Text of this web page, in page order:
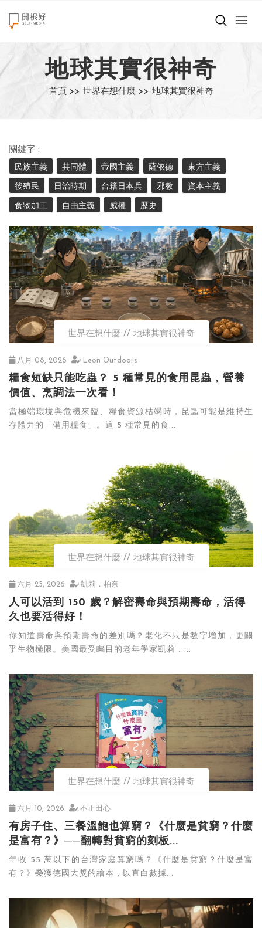
來點正能量
世界在想什麼
創造美好生活
職場商業經濟
影片專區
地球其實很神奇
首頁 >> 世界在想什麼 >> 地球其實很神奇
關鍵字 :
民族主義
共同體 帝國主義 薩依德 東方主義
後殖民 日治時期 台籍日本兵 邪教 資本主義
食物加工 自由主義 威權 歷史
世界在想什麼 地球其實很神奇
八月 08, 2026 Leon Outdoors
糧食短缺只能吃蟲？ 5 種常見的食用昆蟲，營養
價值、烹調法一次看！
當極端環境與危機來臨、糧食資源枯竭時，昆蟲可能是維持生
存體力的「備用糧食」。這 5 種常見的食...
世界在想什麼 地球其實很神奇
六月 25, 2026 凱莉．柏奈
人可以活到 150 歲？解密壽命與預期壽命，活得
久也要活得好！
你知道壽命與預期壽命的差別嗎？老化不只是數字增加，更關
乎生物極限。美國最受矚目的老年學家凱莉．...
世界在想什麼 地球其實很神奇
六月 10, 2026 不正田心
有房子住、三餐溫飽也算窮？《什麼是貧窮？什麼
是富有？》──翻轉對貧窮的刻板...
年收 55 萬以下的台灣家庭算窮嗎？《什麼是貧窮？什麼是富
有？》榮獲德國大獎的繪本，以直白數據...